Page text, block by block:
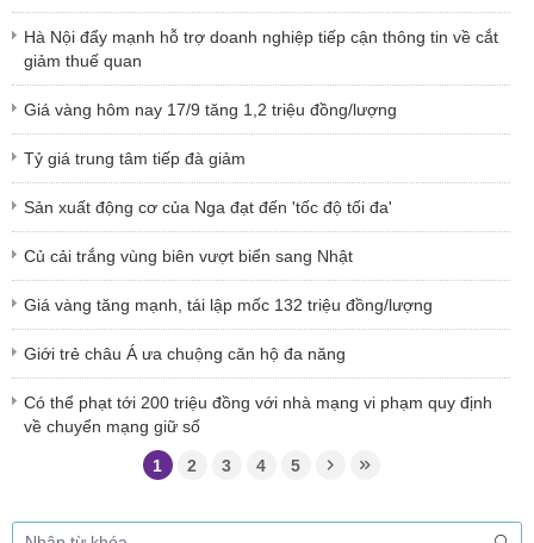
Hà Nội đẩy mạnh hỗ trợ doanh nghiệp tiếp cận thông tin về cắt
giảm thuế quan
Giá vàng hôm nay 17/9 tăng 1,2 triệu đồng/lượng
Tỷ giá trung tâm tiếp đà giảm
Sản xuất động cơ của Nga đạt đến 'tốc độ tối đa'
Củ cải trắng vùng biên vượt biển sang Nhật
Giá vàng tăng mạnh, tái lập mốc 132 triệu đồng/lượng
Giới trẻ châu Á ưa chuộng căn hộ đa năng
Có thể phạt tới 200 triệu đồng với nhà mạng vi phạm quy định
về chuyển mạng giữ số
1 2 3 4 5